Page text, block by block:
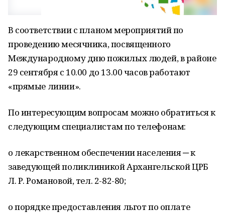
В соответствии с планом мероприятий по
проведению месячника, посвященного
Международному дню пожилых людей, в районе
29 сентября с 10.00 до 13.00 часов работают
«прямые линии».
По интересующим вопросам можно обратиться к
следующим специалистам по телефонам:
о лекарственном обеспечении населения ─ к
заведующей поликлиникой Архангельской ЦРБ
Л. Р. Романовой, тел. 2-82-80;
о порядке предоставления льгот по оплате